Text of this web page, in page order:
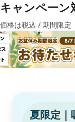
夏限定｜
キャンペーン
価格は税込 / 期間限定